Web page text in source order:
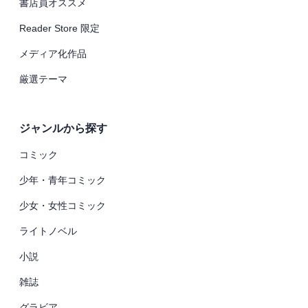
書店員オススメ
Reader Store 限定
メディア化作品
厳選テーマ
ジャンルから探す
コミック
少年・青年コミック
少女・女性コミック
ライトノベル
小説
雑誌